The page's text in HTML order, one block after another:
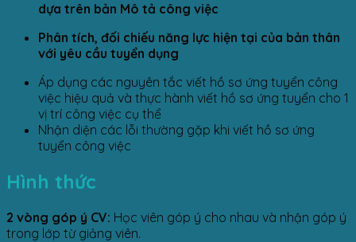
dựa trên bản Mô tả công việc
Phân tích, đối chiếu năng lực hiện tại của bản thân
với yêu cầu tuyển dụng
Áp dụng các nguyên tắc viết hồ sơ ứng tuyển công
việc hiệu quả và thực hành viết hồ sơ ứng tuyển cho 1
vị trí công việc cụ thể
Nhận diện các lỗi thường gặp khi viết hồ sơ ứng
tuyển công việc
Hình thức
2 vòng góp ý CV: Học viên góp ý cho nhau và nhận góp ý
trong lớp từ giảng viên.